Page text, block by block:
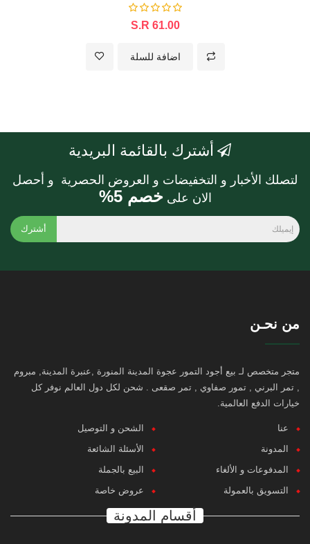
S.R 61.00
اضافة للسلة
أشترك بالقائمة البريدية
لتصلك الأخبار و التخفيضات و العروض الحصرية و أحصل
الان على خصم 5%
أشترك
من نحـن
متجر متخصص لـ بيع أجود التمور عجوة المدينة المنورة ,عنبرة المدينة, مبروم
, تمر البرني , تمور صفاوي , تمر صقعى . شحن لكل دول العالم نوفر كل
خيارات الدفع العالمية.
عنا
الشحن و التوصيل
المدونة
الأسئلة الشائعة
المدفوعات و الألغاء
البيع بالجملة
التسويق بالعمولة
عروض خاصة
أقسام المدونة